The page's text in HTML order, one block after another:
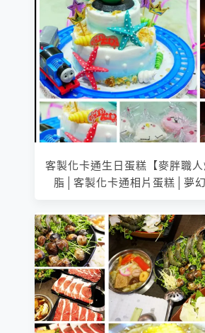
客製化卡通生日蛋糕【麥胖職
脂│客製化卡通相片蛋糕│夢